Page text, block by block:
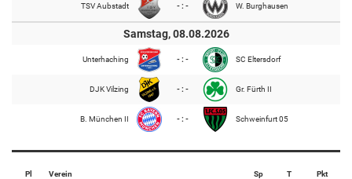
TSV Aubstadt - : - W. Burghausen
Samstag, 08.08.2026
Unterhaching - : - SC Eltersdorf
DJK Vilzing - : - Gr. Fürth II
B. München II - : - Schweinfurt 05
Pl Verein Sp T Pkt